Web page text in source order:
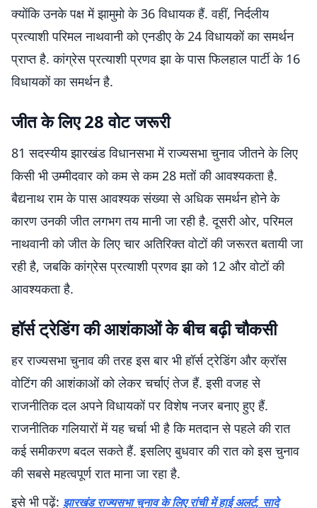
क्योंकि उनके पक्ष में झामुमो के 36 विधायक हैं. वहीं, निर्दलीय
प्रत्याशी परिमल नाथवानी को एनडीए के 24 विधायकों का समर्थन
प्राप्त है. कांग्रेस प्रत्याशी प्रणव झा के पास फिलहाल पार्टी के 16
विधायकों का समर्थन है.
जीत के लिए 28 वोट जरूरी
81 सदस्यीय झारखंड विधानसभा में राज्यसभा चुनाव जीतने के लिए
किसी भी उम्मीदवार को कम से कम 28 मतों की आवश्यकता है.
बैद्यनाथ राम के पास आवश्यक संख्या से अधिक समर्थन होने के
कारण उनकी जीत लगभग तय मानी जा रही है. दूसरी ओर, परिमल
नाथवानी को जीत के लिए चार अतिरिक्त वोटों की जरूरत बतायी जा
रही है, जबकि कांग्रेस प्रत्याशी प्रणव झा को 12 और वोटों की
आवश्यकता है.
हॉर्स ट्रेडिंग की आशंकाओं के बीच बढ़ी चौकसी
हर राज्यसभा चुनाव की तरह इस बार भी हॉर्स ट्रेडिंग और क्रॉस
वोटिंग की आशंकाओं को लेकर चर्चाएं तेज हैं. इसी वजह से
राजनीतिक दल अपने विधायकों पर विशेष नजर बनाए हुए हैं.
राजनीतिक गलियारों में यह चर्चा भी है कि मतदान से पहले की रात
कई समीकरण बदल सकते हैं. इसलिए बुधवार की रात को इस चुनाव
की सबसे महत्वपूर्ण रात माना जा रहा है.
इसे भी पढ़ें: झारखंड राज्यसभा चुनाव के लिए रांची में हाई अलर्ट, सादे